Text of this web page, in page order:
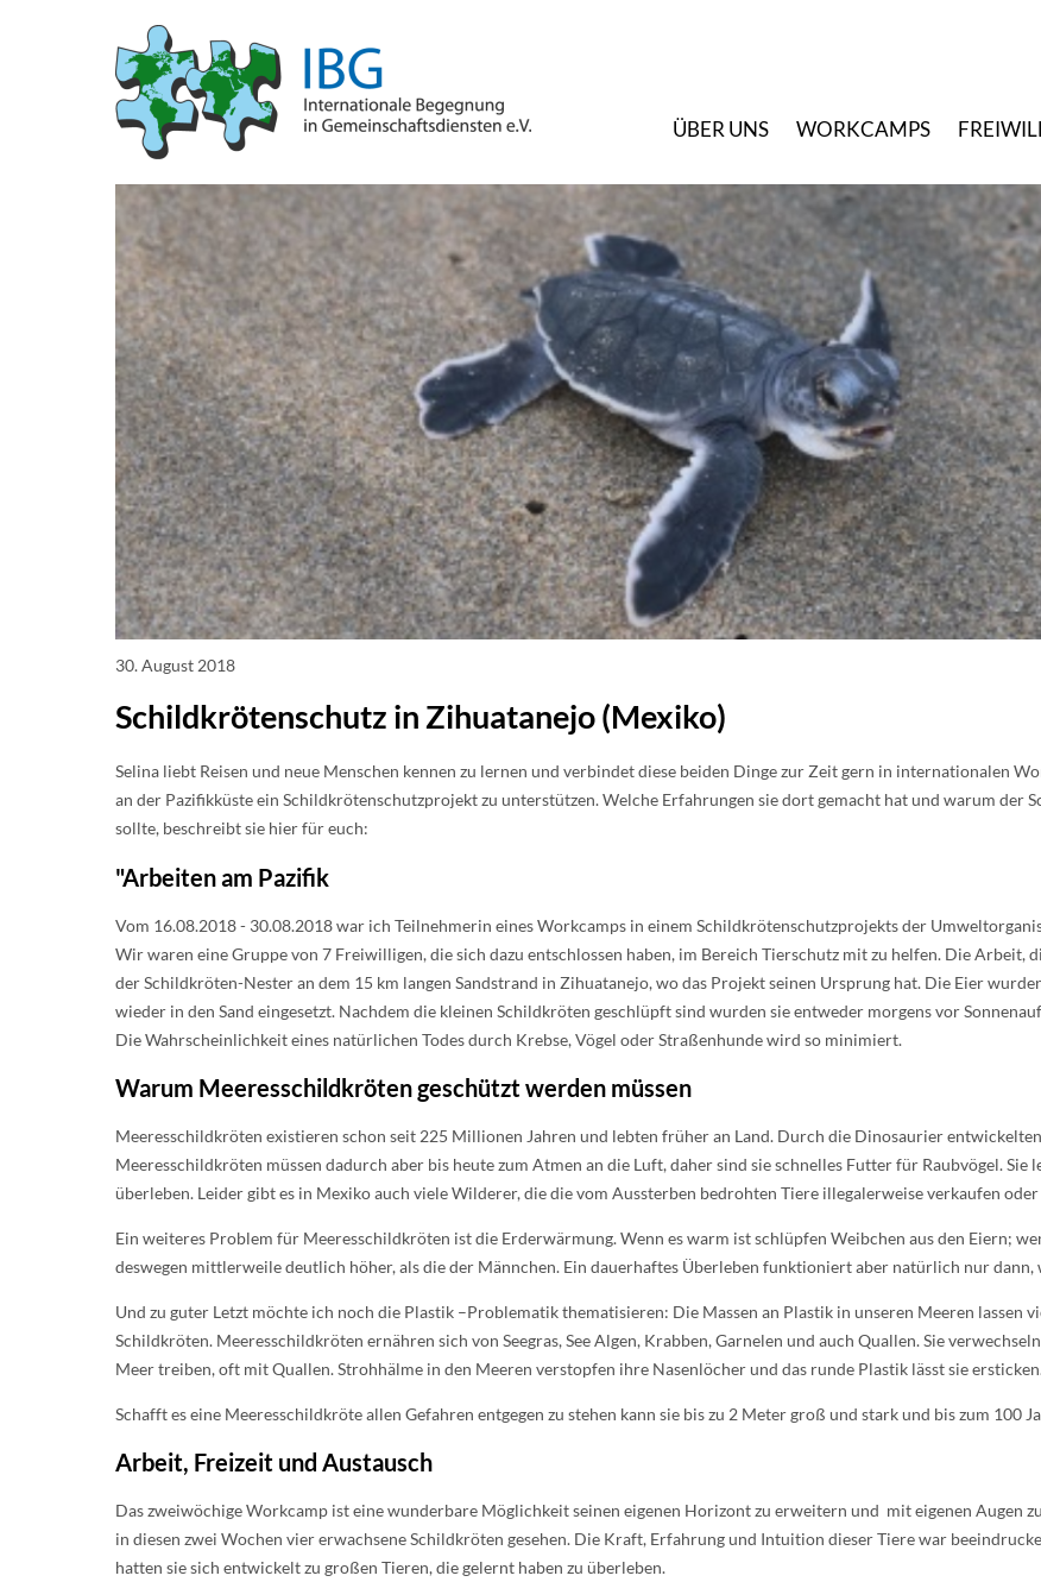
ÜBER UNS WORKCAMPS F
30. August 2018
Schildkrötenschutz in Zihuatanejo (Mexiko)
Selina liebt Reisen und neue Menschen kennen zu lernen und verbindet diese beiden Dinge zur Zeit gern in internationalen
an der Pazifikküste ein Schildkrötenschutzprojekt zu unterstützen. Welche Erfahrungen sie dort gemacht hat und warum der
sollte, beschreibt sie hier für euch:
"Arbeiten am Pazifik
Vom 16.08.2018 - 30.08.2018 war ich Teilnehmerin eines Workcamps in einem Schildkrötenschutzprojekts der
Wir waren eine Gruppe von 7 Freiwilligen, die sich dazu entschlossen haben, im Bereich Tierschutz mit zu helfen. Die Arbeit,
der Schildkröten-Nester an dem 15 km langen Sandstrand in Zihuatanejo, wo das Projekt seinen Ursprung hat. Die Eier
wieder in den Sand eingesetzt. Nachdem die kleinen Schildkröten geschlüpft sind wurden sie entweder morgens vor
Die Wahrscheinlichkeit eines natürlichen Todes durch Krebse, Vögel oder Straßenhunde wird so minimiert.
Warum Meeresschildkröten geschützt werden müssen
Meeresschildkröten existieren schon seit 225 Millionen Jahren und lebten früher an Land. Durch die Dinosaurier
Meeresschildkröten müssen dadurch aber bis heute zum Atmen an die Luft, daher sind sie schnelles Futter für Raubvögel. Sie
überleben. Leider gibt es in Mexiko auch viele Wilderer, die die vom Aussterben bedrohten Tiere illegalerweise verkaufen
Ein weiteres Problem für Meeresschildkröten ist die Erderwärmung. Wenn es warm ist schlüpfen Weibchen aus den Eiern;
deswegen mittlerweile deutlich höher, als die der Männchen. Ein dauerhaftes Überleben funktioniert aber natürlich nur dann,
Und zu guter Letzt möchte ich noch die Plastik –Problematik thematisieren: Die Massen an Plastik in unseren Meeren lassen
Schildkröten. Meeresschildkröten ernähren sich von Seegras, See Algen, Krabben, Garnelen und auch Quallen. Sie
Meer treiben, oft mit Quallen. Strohhälme in den Meeren verstopfen ihre Nasenlöcher und das runde Plastik lässt sie
Schafft es eine Meeresschildkröte allen Gefahren entgegen zu stehen kann sie bis zu 2 Meter groß und stark und bis zum 100
Arbeit, Freizeit und Austausch
Das zweiwöchige Workcamp ist eine wunderbare Möglichkeit seinen eigenen Horizont zu erweitern und mit eigenen Augen
in diesen zwei Wochen vier erwachsene Schildkröten gesehen. Die Kraft, Erfahrung und Intuition dieser Tiere war
hatten sie sich entwickelt zu großen Tieren, die gelernt haben zu überleben.